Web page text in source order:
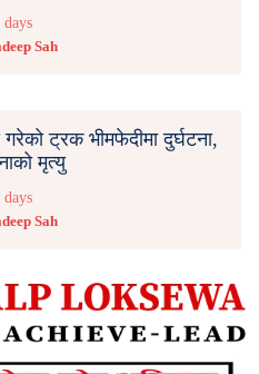
days
Sah
ट्रक भीमफेदीमा दुर्घटना,
मृत्यु
days
Sah